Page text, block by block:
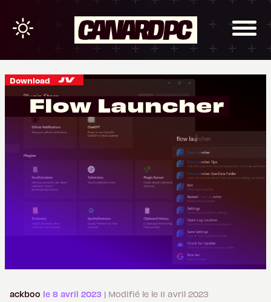
Download
Flow Launcher
ackboo le 8 avril 2023 | Modifié le le 11 avril 2023